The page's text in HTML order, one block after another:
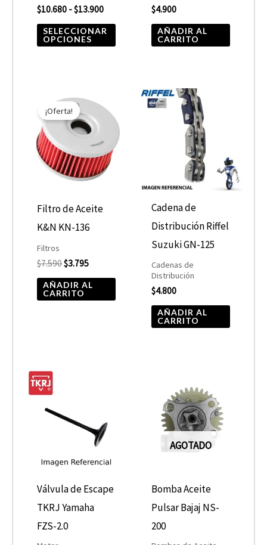
$10.680 -$13.900
SELECCIONAR
OPCIONES
en
la
producto
$4.900
AÑADIR AL
CARRITO
¡Oferta!
Filtro de Aceite
K&N KN-136
Filtros
$7.590
precio
original
era:
$7.590.
$3.795
precio
actual
es:
$3.795.
AÑADIR AL
CARRITO
Cadena de
Distribución Riffel
Suzuki GN-125
Cadenas de
Distribución
$4.800
AÑADIR AL
CARRITO
Válvula de Escape
TKRJ Yamaha
FZS-2.0
AGOTADO
Bomba Aceite
Pulsar Bajaj NS-
200